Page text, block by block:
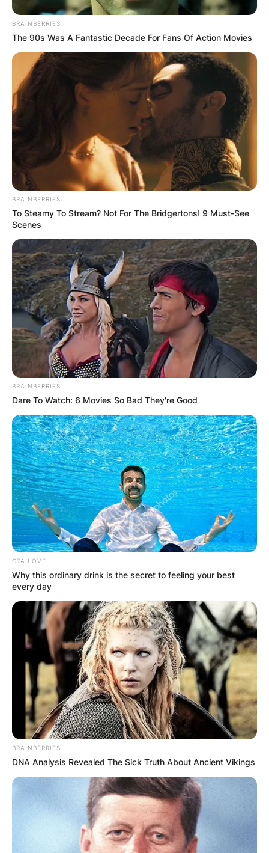
BRAINBERRIES
The 90s Was A Fantastic Decade For Fans Of Action Movies
BRAINBERRIES
To Steamy To Stream? Not For The Bridgertons! 9 Must-See
Scenes
BRAINBERRIES
Dare To Watch: 6 Movies So Bad They're Good
CTA LOVE
Why this ordinary drink is the secret to feeling your best
every day
BRAINBERRIES
DNA Analysis Revealed The Sick Truth About Ancient Vikings